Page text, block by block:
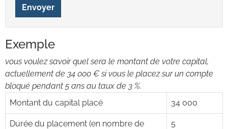
Envoyer
Exemple
vous voulez savoir quel sera le montant de votre capital,
actuellement de 34 000 € si vous le placez sur un compte
bloqué pendant 5 ans au taux de 3 %.
Montant du capital placé
34 000
Durée du placement (en nombre de
5